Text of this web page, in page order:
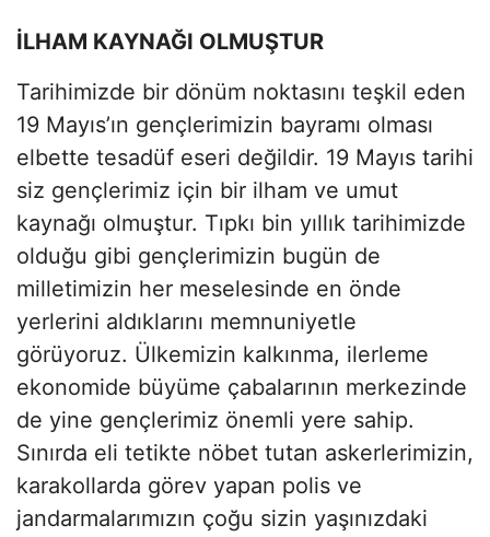
İLHAM KAYNAĞI OLMUŞTUR
Tarihimizde bir dönüm noktasını teşkil eden
19 Mayıs’ın gençlerimizin bayramı olması
elbette tesadüf eseri değildir. 19 Mayıs tarihi
siz gençlerimiz için bir ilham ve umut
kaynağı olmuştur. Tıpkı bin yıllık tarihimizde
olduğu gibi gençlerimizin bugün de
milletimizin her meselesinde en önde
yerlerini aldıklarını memnuniyetle
görüyoruz. Ülkemizin kalkınma, ilerleme
ekonomide büyüme çabalarının merkezinde
de yine gençlerimiz önemli yere sahip.
Sınırda eli tetikte nöbet tutan askerlerimizin,
karakollarda görev yapan polis ve
jandarmalarımızın çoğu sizin yaşınızdaki